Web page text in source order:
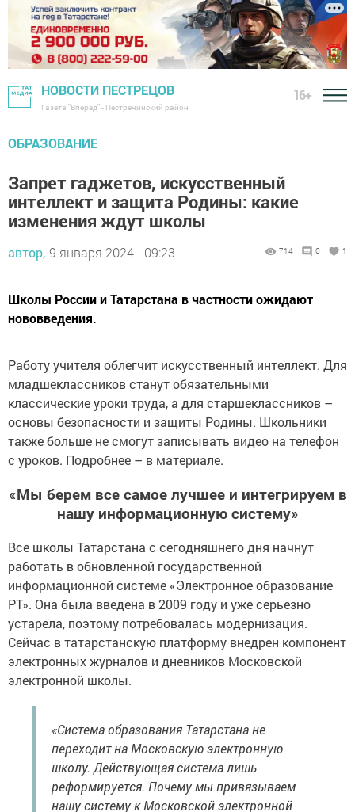
НОВОСТИ ПЕСТРЕЦОВ
Газета "Вперед" - Пестречинский район
16+
ОБРАЗОВАНИЕ
Запрет гаджетов, искусственный
интеллект и защита Родины: какие
изменения ждут школы
автор, 9 января 2024 - 09:23 714 0 1
Школы России и Татарстана в частности ожидают
нововведения.
Работу учителя облегчит искусственный интеллект. Для
младшеклассников станут обязательными
классические уроки труда, а для старшеклассников –
основы безопасности и защиты Родины. Школьники
также больше не смогут записывать видео на телефон
с уроков. Подробнее – в материале.
«Мы берем все самое лучшее и интегрируем в
нашу информационную систему»
Все школы Татарстана с сегодняшнего дня начнут
работать в обновленной государственной
информационной системе «Электронное образование
РТ». Она была введена в 2009 году и уже серьезно
устарела, поэтому потребовалась модернизация.
Сейчас в татарстанскую платформу внедрен компонент
электронных журналов и дневников Московской
электронной школы.
«Система образования Татарстана не
переходит на Московскую электронную
школу. Действующая система лишь
реформируется. Почему мы привязываем
нашу систему к Московской электронной